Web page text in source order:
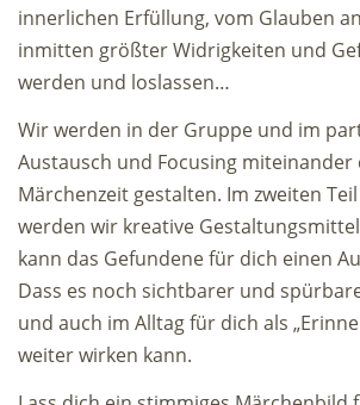
innerlichen Erfüllung, vom Glauben
inmitten größter Widrigkeiten und
werden und loslassen…
Wir werden in der Gruppe und im
Austausch und Focusing miteinander
Märchenzeit gestalten. Im zweiten
werden wir kreative
kann das Gefundene für dich einen
Dass es noch sichtbarer und
und auch im Alltag für dich als
weiter wirken kann.